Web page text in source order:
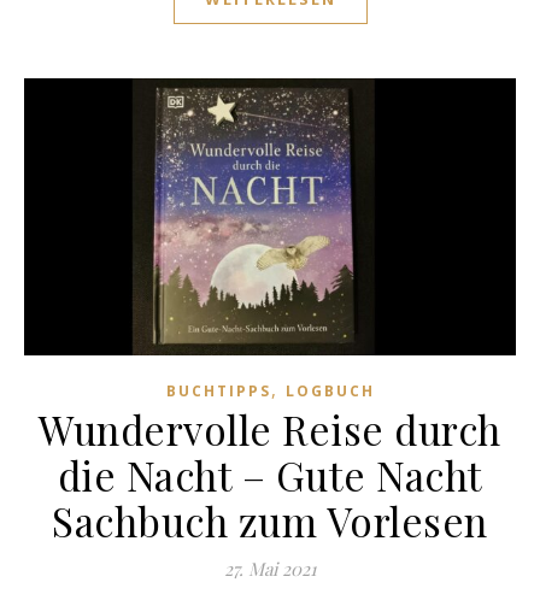
BUCHTIPPS, LOGBUCH
Wundervolle Reise durch
die Nacht – Gute Nacht
Sachbuch zum Vorlesen
27. Mai 2021